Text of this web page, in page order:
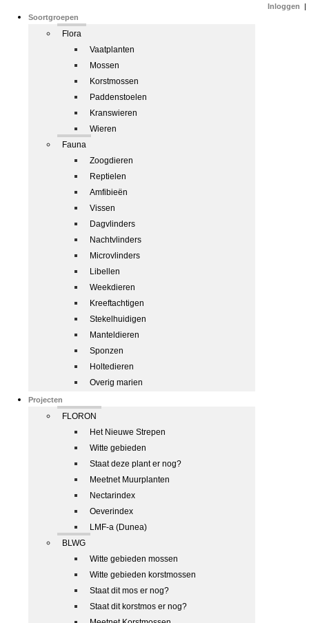
Soortgroepen
Flora
Vaatplanten
Mossen
Korstmossen
Paddenstoelen
Kranswieren
Wieren
Fauna
Zoogdieren
Reptielen
Amfibieën
Vissen
Dagvlinders
Nachtvlinders
Microvlinders
Libellen
Weekdieren
Kreeftachtigen
Stekelhuidigen
Manteldieren
Sponzen
Holtedieren
Overig marien
Projecten
FLORON
Het Nieuwe Strepen
Witte gebieden
Staat deze plant er nog?
Meetnet Muurplanten
Nectarindex
Oeverindex
LMF-a (Dunea)
BLWG
Witte gebieden mossen
Witte gebieden korstmossen
Staat dit mos er nog?
Staat dit korstmos er nog?
Inloggen |